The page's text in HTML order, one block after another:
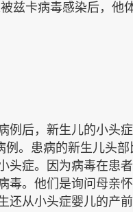
兹卡病毒感染后，他
例后，新生儿的小头症
例。患病的新生儿头部
头症。因为病毒在患
毒。他们是询问母亲
还从小头症婴儿的产